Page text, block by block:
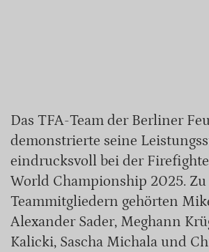
Das TFA-Team der Berliner
demonstrierte seine
eindrucksvoll bei der
World Championship 2025. Zu
Teammitgliedern gehörten
Alexander Sader, Meghann
Kalicki, Sascha Michala und